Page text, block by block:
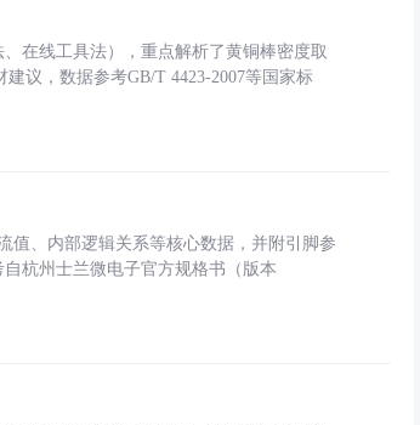
在线工具法），重点解析了黄铜棒密度取
议，数据参考GB/T 4423-2007等国家标
值、内部逻辑关系等核心数据，并附引脚参
杭州士兰微电子官方规格书（版本